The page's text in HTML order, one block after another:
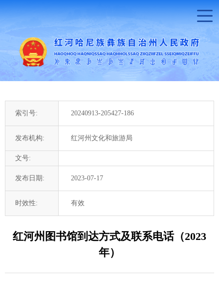
索引号: 20240913-205427-186
发布机构: 红河州文化和旅游局
文号:
发布日期: 2023-07-17
时效性: 有效
红河州图书馆到达方式及联系电话（2023
年）